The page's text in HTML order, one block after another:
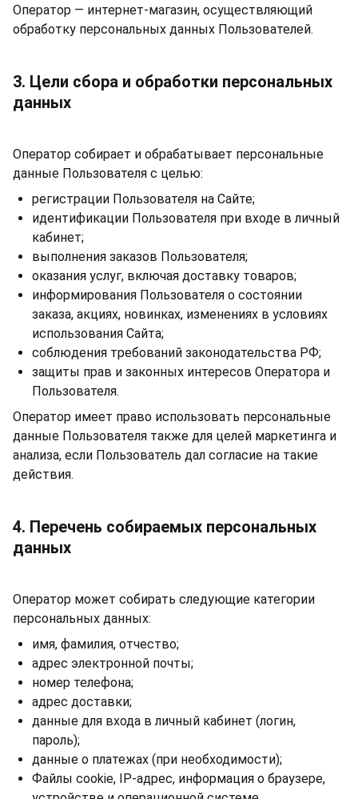
Оператор — интернет-магазин, осуществляющий
обработку персональных данных Пользователей.
3. Цели сбора и обработки персональных
данных
Оператор собирает и обрабатывает персональные
данные Пользователя с целью:
регистрации Пользователя на Сайте;
идентификации Пользователя при входе в личный
кабинет;
выполнения заказов Пользователя;
оказания услуг, включая доставку товаров;
информирования Пользователя о состоянии
заказа, акциях, новинках, изменениях в условиях
использования Сайта;
соблюдения требований законодательства РФ;
защиты прав и законных интересов Оператора и
Пользователя.
Оператор имеет право использовать персональные
данные Пользователя также для целей маркетинга и
анализа, если Пользователь дал согласие на такие
действия.
4. Перечень собираемых персональных
данных
Оператор может собирать следующие категории
персональных данных:
имя, фамилия, отчество;
адрес электронной почты;
номер телефона;
адрес доставки;
данные для входа в личный кабинет (логин,
пароль);
данные о платежах (при необходимости);
Файлы cookie, IP-адрес, информация о браузере,